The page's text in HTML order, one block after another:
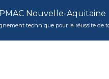
Nouvelle-Aquitaine
technique pour la réussite de